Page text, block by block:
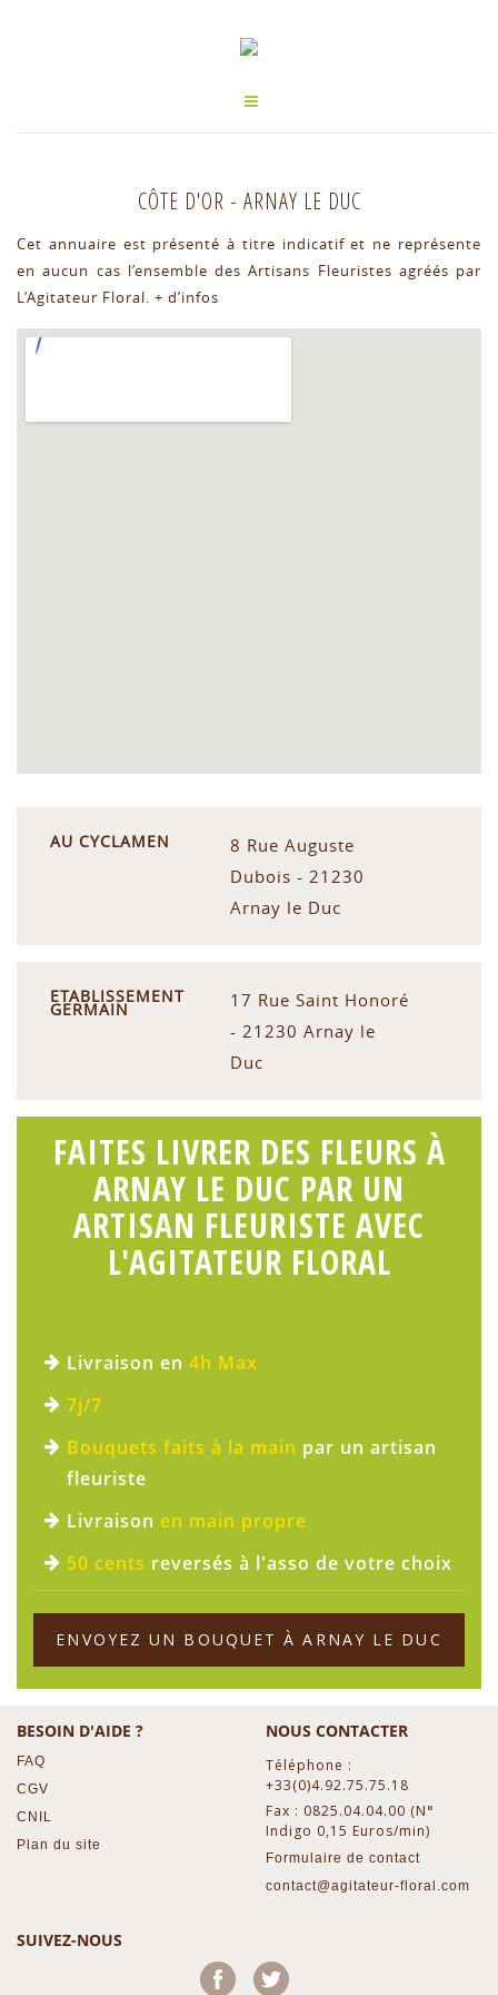
CÔTE D'OR - ARNAY LE DUC
Cet annuaire est présenté à titre indicatif et ne représente
en aucun cas l’ensemble des Artisans Fleuristes agréés par
L’Agitateur Floral. + d’infos
AU CYCLAMEN
8 Rue Auguste
Dubois - 21230
Arnay le Duc
ETABLISSEMENT
GERMAIN
17 Rue Saint Honoré
- 21230 Arnay le
Duc
FAITES LIVRER DES FLEURS À
ARNAY LE DUC PAR UN
ARTISAN FLEURISTE AVEC
L'AGITATEUR FLORAL
Livraison en 4h Max
7j/7
Bouquets faits à la main par un artisan
fleuriste
Livraison en main propre
50 cents reversés à l'asso de votre choix
ENVOYEZ UN BOUQUET À ARNAY LE DUC
BESOIN D'AIDE ?
FAQ
CGV
CNIL
Plan du site
NOUS CONTACTER
Téléphone :
+33(0)4.92.75.75.18
Fax : 0825.04.04.00 (N°
Indigo 0,15 Euros/min)
Formulaire de contact
contact@agitateur-floral.com
SUIVEZ-NOUS
Facebook